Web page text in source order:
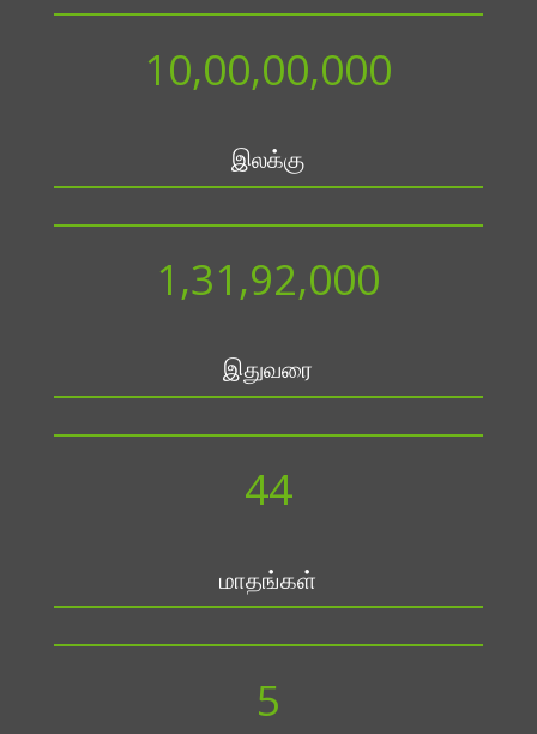
10,00,00,000
இலக்கு
1,31,92,000
இதுவரை
44
மாதங்கள்
5